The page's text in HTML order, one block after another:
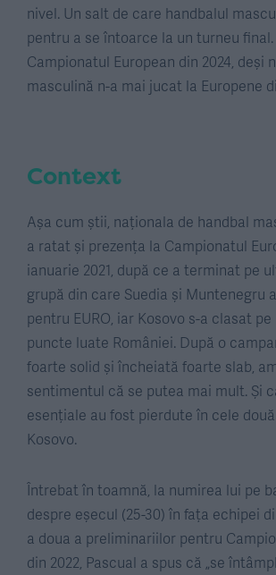
nivel. Un salt de care handbalul
pentru a se întoarce la un turneu
Campionatul European din 2024, deși
masculină n-a mai jucat la Europene
Context
Așa cum știi, naționala de handbal
a ratat și prezența la Campionatul
ianuarie 2021, după ce a terminat pe
grupă din care Suedia și Muntenegru
pentru EURO, iar Kosovo s-a clasat
puncte luate României. După o
foarte solid și încheiată foarte slab,
sentimentul că se putea mai mult. Și
esențiale au fost pierdute în cele
Kosovo.
Întrebat în toamnă, la numirea lui pe
despre eșecul (25-30) în fața echipei
a doua a preliminariilor pentru
din 2022, Pascual a spus că „se